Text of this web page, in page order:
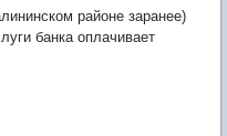
районе заранее)
банка оплачивает